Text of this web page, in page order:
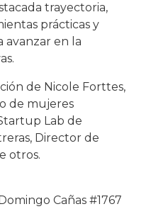
trayectoria,
prácticas y
avanzar en la
de Nicole Forttes,
de mujeres
Lab de
Director de
otros.
Cañas #1767